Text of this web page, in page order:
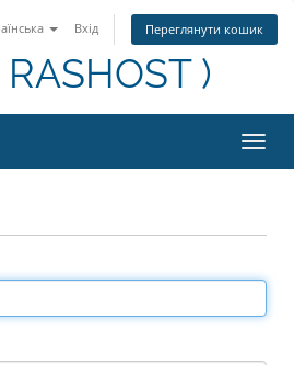
Вхід Переглянути кошик
)